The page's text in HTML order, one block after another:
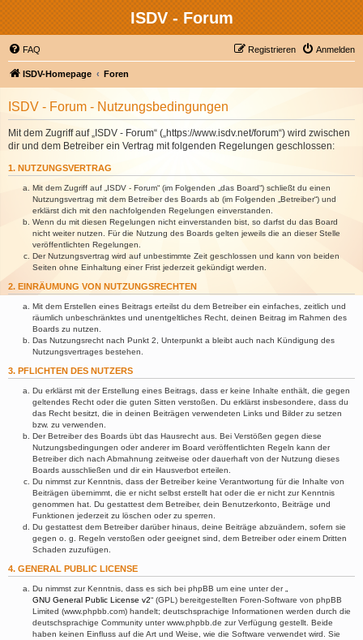
ISDV - Forum
FAQ Anmelden
Registrieren
ISDV-Homepage Foren
ISDV - Forum - Nutzungsbedingungen
Mit dem Zugriff auf „ISDV - Forum“ („https://www.isdv.net/forum“) wird zwischen
dir und dem Betreiber ein Vertrag mit folgenden Regelungen geschlossen:
1. NUTZUNGSVERTRAG
Mit dem Zugriff auf „ISDV - Forum“ (im Folgenden „das Board“) schließt du einen
Nutzungsvertrag mit dem Betreiber des Boards ab (im Folgenden „Betreiber“) und
erklärst dich mit den nachfolgenden Regelungen einverstanden.
Wenn du mit diesen Regelungen nicht einverstanden bist, so darfst du das Board
nicht weiter nutzen. Für die Nutzung des Boards gelten jeweils die an dieser Stelle
veröffentlichten Regelungen.
Der Nutzungsvertrag wird auf unbestimmte Zeit geschlossen und kann von beiden
Seiten ohne Einhaltung einer Frist jederzeit gekündigt werden.
2. EINRÄUMUNG VON NUTZUNGSRECHTEN
Mit dem Erstellen eines Beitrags erteilst du dem Betreiber ein einfaches, zeitlich und
räumlich unbeschränktes und unentgeltliches Recht, deinen Beitrag im Rahmen des
Boards zu nutzen.
Das Nutzungsrecht nach Punkt 2, Unterpunkt a bleibt auch nach Kündigung des
Nutzungsvertrages bestehen.
3. PFLICHTEN DES NUTZERS
Du erklärst mit der Erstellung eines Beitrags, dass er keine Inhalte enthält, die gegen
geltendes Recht oder die guten Sitten verstoßen. Du erklärst insbesondere, dass du
das Recht besitzt, die in deinen Beiträgen verwendeten Links und Bilder zu setzen
bzw. zu verwenden.
Der Betreiber des Boards übt das Hausrecht aus. Bei Verstößen gegen diese
Nutzungsbedingungen oder anderer im Board veröffentlichten Regeln kann der
Betreiber dich nach Abmahnung zeitweise oder dauerhaft von der Nutzung dieses
Boards ausschließen und dir ein Hausverbot erteilen.
Du nimmst zur Kenntnis, dass der Betreiber keine Verantwortung für die Inhalte von
Beiträgen übernimmt, die er nicht selbst erstellt hat oder die er nicht zur Kenntnis
genommen hat. Du gestattest dem Betreiber, dein Benutzerkonto, Beiträge und
Funktionen jederzeit zu löschen oder zu sperren.
Du gestattest dem Betreiber darüber hinaus, deine Beiträge abzuändern, sofern sie
gegen o. g. Regeln verstoßen oder geeignet sind, dem Betreiber oder einem Dritten
Schaden zuzufügen.
4. GENERAL PUBLIC LICENSE
Du nimmst zur Kenntnis, dass es sich bei phpBB um eine unter der „
GNU General Public License v2“ (GPL) bereitgestellten Foren-Software von phpBB
Limited (www.phpbb.com) handelt; deutschsprachige Informationen werden durch die
deutschsprachige Community unter www.phpbb.de zur Verfügung gestellt. Beide
haben keinen Einfluss auf die Art und Weise, wie die Software verwendet wird. Sie